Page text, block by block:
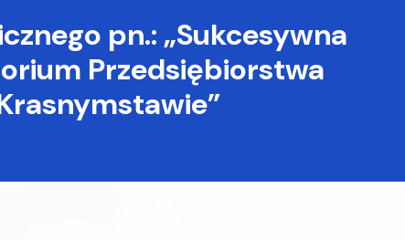
pn.: „Sukcesywna
Przedsiębiorstwa